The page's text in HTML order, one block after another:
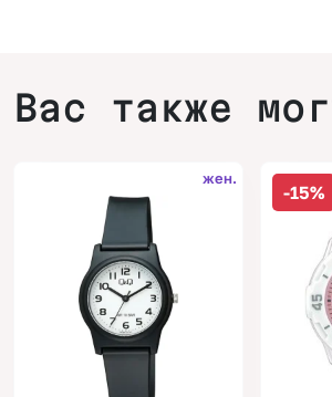
Вас также
жен.
-15%